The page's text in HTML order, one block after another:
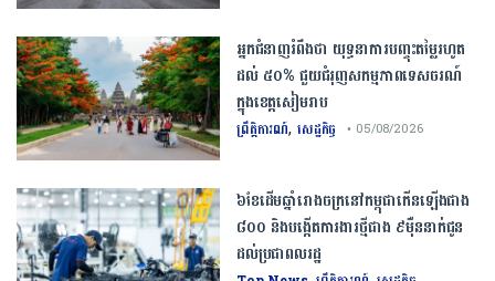
អ្នកជំនាញ​រំពឹង​ថា​ ​យុទ្ធនាការ​បញ្ចុះ​តម្លៃ​រហូត
ដល់​ ​៥០​% ​ជួយ​ជំរុញ​សកម្មភាព​ទេសចរណ៍​
ក្នុង​ខេត្ត​សៀមរាប​
ព្រឹត្តិការណ៍, សេដ្ឋកិច្ច • 05/08/2026
៦ខែដើមឆ្នាំរោងចក្រនៅកម្ពុជាកើនឡើងជាង
៨០០ និងបង្កើតការងារថ្មីជាង ៩ម៉ឺននាក់ជូន
ដល់ប្រជាពលរដ្ឋ